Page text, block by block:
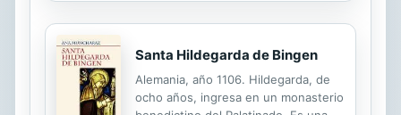
BIBLIOTECA DE ESTUDIOS
Carlos Aníbal Peris Castiglioni, Javier
Caballero Merlo, Friedhelm
Guttandin, Sara Mabel Villalba, Sarah
Santa Hildegarda de Bingen
Alemania, año 1106. Hildegarda, de
ocho años, ingresa en un monasterio